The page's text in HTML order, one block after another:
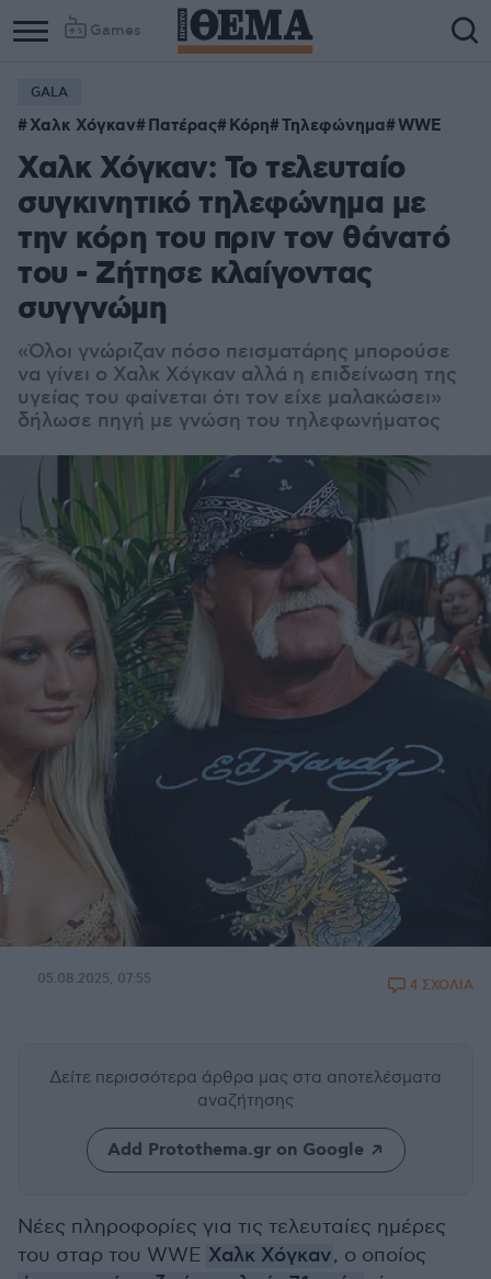
Games
GALA
Χαλκ Χόγκαν Πατέρας Κόρη Τηλεφώνημα WWE
Χαλκ Χόγκαν: Το τελευταίο
συγκινητικό τηλεφώνημα με
την κόρη του πριν τον θάνατό
του - Ζήτησε κλαίγοντας
συγγνώμη
«Όλοι γνώριζαν πόσο πεισματάρης μπορούσε
να γίνει ο Χαλκ Χόγκαν αλλά η επιδείνωση της
υγείας του φαίνεται ότι τον είχε μαλακώσει»
δήλωσε πηγή με γνώση του τηλεφωνήματος
05.08.2025, 07:55 4 ΣΧΟΛΙΑ
Δείτε περισσότερα άρθρα μας στα αποτελέσματα
αναζήτησης
Add Protothema.gr on Google
Νέες πληροφορίες για τις τελευταίες ημέρες
του σταρ του WWE Χαλκ Χόγκαν, ο οποίος